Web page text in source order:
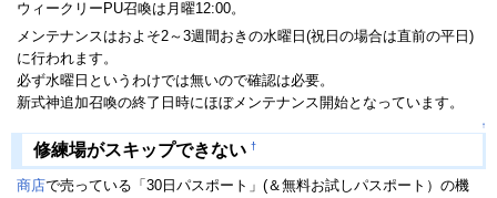
ウィークリーPU召喚は月曜12:00。
メンテナンスはおよそ2～3週間おきの水曜日(祝日の場合は直前の平日)
に行われます。
必ず水曜日というわけでは無いので確認は必要。
新式神追加召喚の終了日時にほぼメンテナンス開始となっています。
↑
修練場がスキップできない †
商店で売っている「30日パスポート」(＆無料お試しパスポート）の機